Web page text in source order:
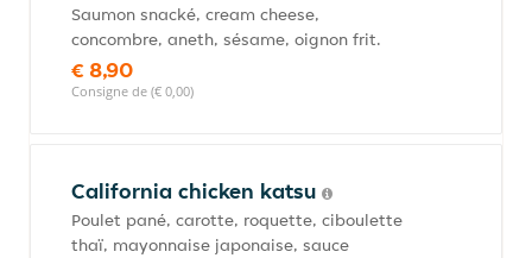
Saumon snacké, cream cheese,
concombre, aneth, sésame, oignon frit.
€ 8,90
Consigne de (€ 0,00)
California chicken katsu
Poulet pané, carotte, roquette, ciboulette
thaï, mayonnaise japonaise, sauce